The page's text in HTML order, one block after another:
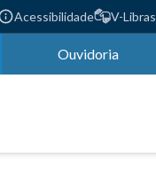
Acessibilidade V-Libras
Ouvidoria